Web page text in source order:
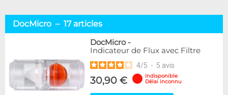
DocMicro – 17 articles
DocMicro-
Indicateur de Flux avec Filtre
4/5 - 5 avis
30,90 €
Indisponible
Délai inconnu